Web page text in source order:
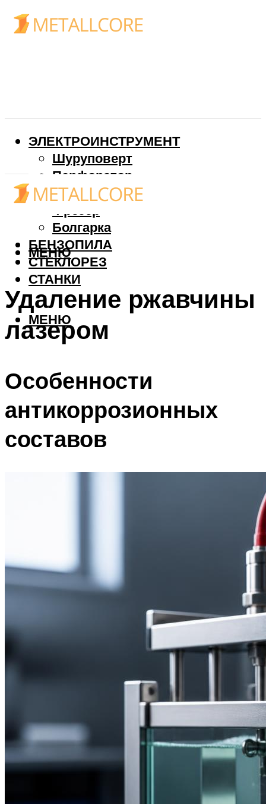
ЭЛЕКТРОИНСТРУМЕНТ
Шуруповерт
Перфоратор
Дрель
Фрезер
Болгарка
БЕНЗОПИЛА
СТЕКЛОРЕЗ
СТАНКИ
МЕНЮ
МЕНЮ
Удаление ржавчины
лазером
Особенности
антикоррозионных
составов